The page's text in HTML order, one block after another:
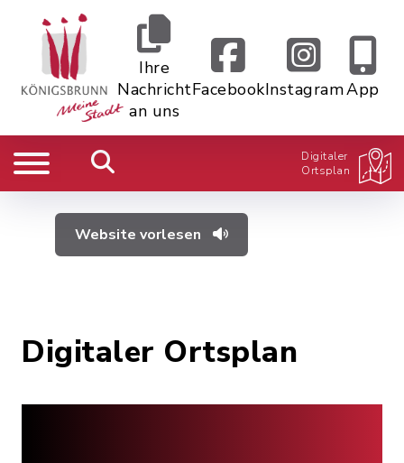
Ihre
Nachricht
an uns
FacebookInstagramApp
Digitaler
Ortsplan
Website vorlesen
Digitaler Ortsplan